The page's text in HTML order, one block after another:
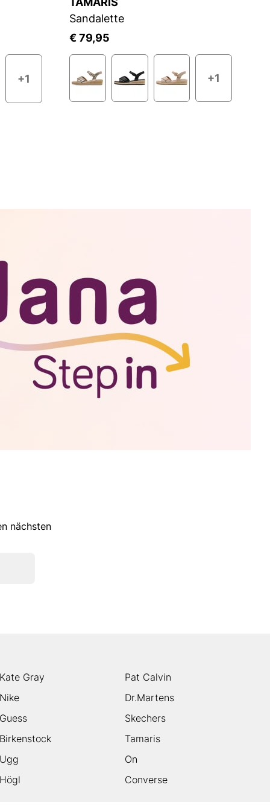
+1
Sandalette
€ 79,95
+1
nächsten
Kate Gray
Pat Calvin
Nike
Dr.Martens
Guess
Skechers
Birkenstock
Tamaris
Ugg
On
Högl Converse